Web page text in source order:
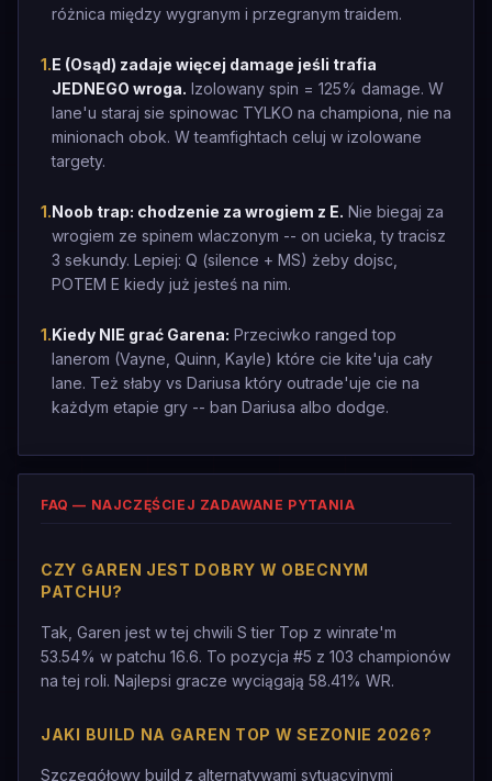
różnica między wygranym i przegranym traidem.
1.E (Osąd) zadaje więcej damage jeśli trafia
JEDNEGO wroga. Izolowany spin = 125% damage. W
lane'u staraj sie spinowac TYLKO na championa, nie na
minionach obok. W teamfightach celuj w izolowane
targety.
1.Noob trap: chodzenie za wrogiem z E. Nie biegaj za
wrogiem ze spinem wlaczonym -- on ucieka, ty tracisz
3 sekundy. Lepiej: Q (silence + MS) żeby dojsc,
POTEM E kiedy już jesteś na nim.
1.Kiedy NIE grać Garena: Przeciwko ranged top
lanerom (Vayne, Quinn, Kayle) które cie kite'uja cały
lane. Też słaby vs Dariusa który outrade'uje cie na
każdym etapie gry -- ban Dariusa albo dodge.
FAQ — NAJCZĘŚCIEJ ZADAWANE PYTANIA
CZY GAREN JEST DOBRY W OBECNYM
PATCHU?
Tak, Garen jest w tej chwili S tier Top z winrate'm
53.54% w patchu 16.6. To pozycja #5 z 103 championów
na tej roli. Najlepsi gracze wyciągają 58.41% WR.
JAKI BUILD NA GAREN TOP W SEZONIE 2026?
Szczegółowy build z alternatywami sytuacyjnymi